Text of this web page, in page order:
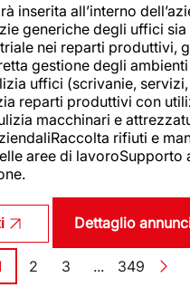
inserita all’interno
generiche degli uffici
nei reparti produttivi,
gestione degli
uffici (scrivanie,
reparti produttivi con
macchinari e
rifiuti e
aree di lavoroSupporto
Dettaglio
PaginaPagina
2 Pagina
3 ... Pagina
349